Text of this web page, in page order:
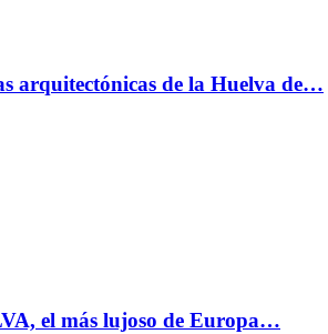
arquitectónicas de la Huelva de…
el más lujoso de Europa…